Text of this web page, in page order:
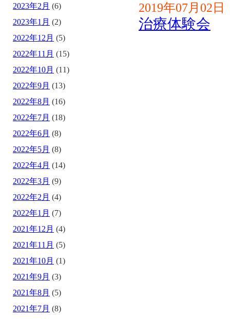
2019年07月02日
治療体験会
2023年2月 (6)
2023年1月 (2)
2022年12月 (5)
2022年11月 (15)
2022年10月 (11)
2022年9月 (13)
2022年8月 (16)
2022年7月 (18)
2022年6月 (8)
2022年5月 (8)
2022年4月 (14)
2022年3月 (9)
2022年2月 (4)
2022年1月 (7)
2021年12月 (4)
2021年11月 (5)
2021年10月 (1)
2021年9月 (3)
2021年8月 (5)
2021年7月 (8)